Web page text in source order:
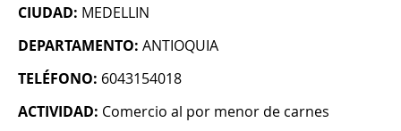
CIUDAD: MEDELLIN
DEPARTAMENTO: ANTIOQUIA
TELÉFONO: 6043154018
ACTIVIDAD: Comercio al por menor de carnes